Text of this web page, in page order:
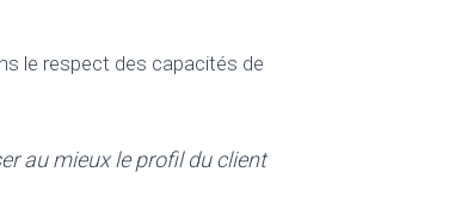
le respect des capacités de
au mieux le profil du client